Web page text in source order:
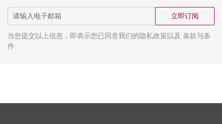
立即订阅
当您提交以上信息，即表示您已同意我们的隐私政策以及 条款与条
件